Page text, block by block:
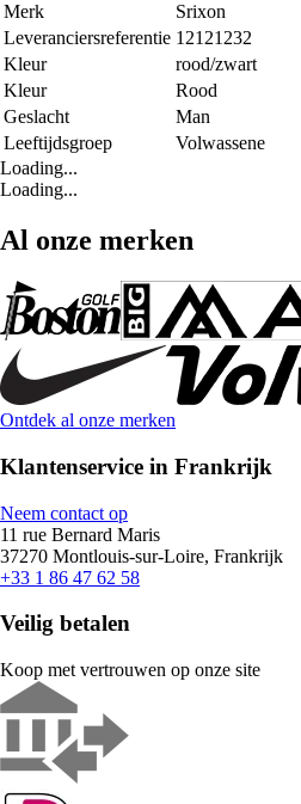
Merk
Srixon
Leveranciersreferentie 12121232
Kleur
rood/zwart
Kleur
Rood
Geslacht
Man
Leeftijdsgroep
Volwassene
Loading...
Loading...
Al onze merken
Ontdek al onze merken
Klantenservice in Frankrijk
Neem contact op
11 rue Bernard Maris
37270 Montlouis-sur-Loire, Frankrijk
+33 1 86 47 62 58
Veilig betalen
Koop met vertrouwen op onze site